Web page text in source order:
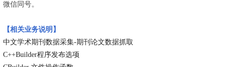
微信同号。
【相关业务说明】
中文学术期刊数据采集-期刊论文数据抓取
C++Builder程序发布选项